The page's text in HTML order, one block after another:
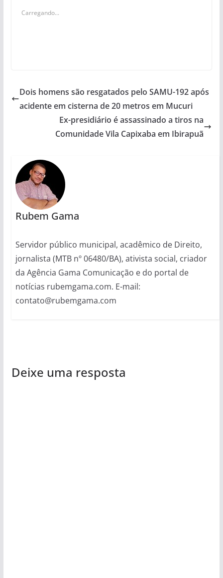
Carregando...
Dois homens são resgatados pelo SAMU-192 após
acidente em cisterna de 20 metros em Mucuri
Ex-presidiário é assassinado a tiros na
Comunidade Vila Capixaba em Ibirapuã
Rubem Gama
Servidor público municipal, acadêmico de Direito,
jornalista (MTB nº 06480/BA), ativista social, criador
da Agência Gama Comunicação e do portal de
notícias rubemgama.com. E-mail:
contato@rubemgama.com
Deixe uma resposta